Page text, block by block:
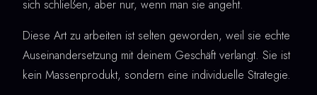
sich schließen, aber nur, wenn man sie angeht.
Diese Art zu arbeiten ist selten geworden, weil sie echte
Auseinandersetzung mit deinem Geschäft verlangt. Sie ist
kein Massenprodukt, sondern eine individuelle Strategie.